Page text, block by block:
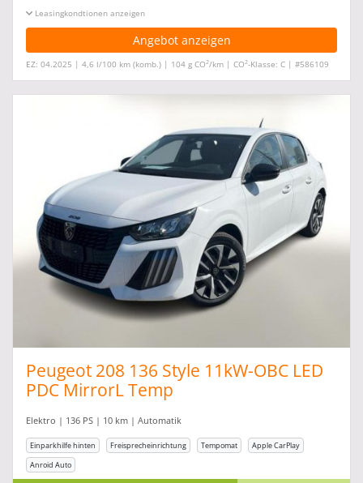
Leasingkonditionen ein-/ausblenden
Angebot anzeigen
EZ: 04.2025 | 4,6 l/100 km (komb.) | 104 g CO2/km | CO2-Klasse: C | #586109
Peugeot 208 136 Style 11kW-OBC LED
PDC MirrorL Temp
Elektro | 136 PS | 10 km | Automatik
Einparkhilfe hinten Freisprecheinrichtung Tempomat
Apple CarPlay
Anroid Auto